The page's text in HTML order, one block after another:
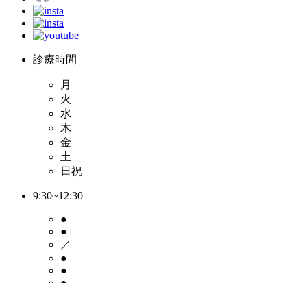
診療時間
月
火
水
木
金
土
日祝
9:30~12:30
●
●
／
●
●